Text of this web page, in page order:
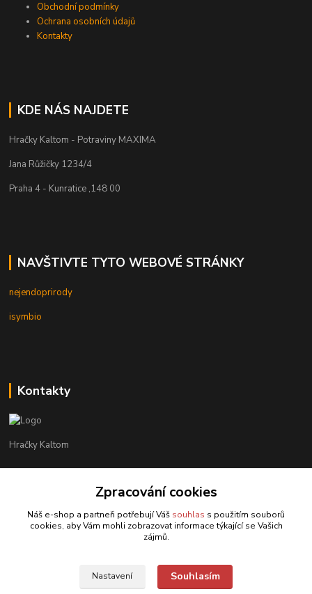
Obchodní podmínky
Ochrana osobních údajů
Kontakty
KDE NÁS NAJDETE
Hračky Kaltom - Potraviny MAXIMA
Jana Růžičky 1234/4
Praha 4 - Kunratice ,148 00
NAVŠTIVTE TYTO WEBOVÉ STRÁNKY
nejendoprirody
isymbio
Kontakty
Hračky Kaltom
+420 777 538 008
hrackykaltom@gmail.com
Zpracování cookies
Náš e-shop a partneři potřebují Váš souhlas s použitím souborů
cookies, aby Vám mohli zobrazovat informace týkající se Vašich
zájmů.
Nastavení Souhlasím